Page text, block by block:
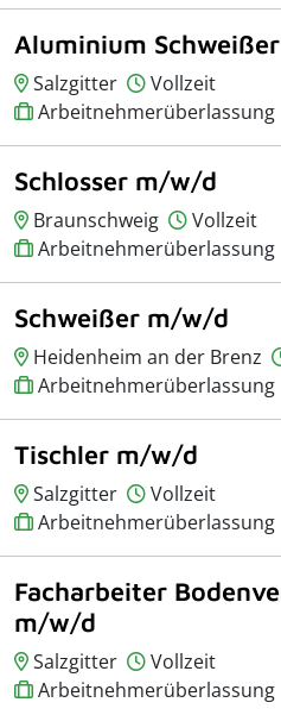
Aluminium
Salzgitter
Vollzeit
Arbeitnehmerüberlassung
Schlosser m/w/d
Braunschweig
Vollzeit
Arbeitnehmerüberlassung
Schweißer m/w/d
Heidenheim an der Brenz
Arbeitnehmerüberlassung
Tischler m/w/d
Salzgitter
Vollzeit
Arbeitnehmerüberlassung
Facharbeiter
m/w/d
Salzgitter
Vollzeit
Arbeitnehmerüberlassung